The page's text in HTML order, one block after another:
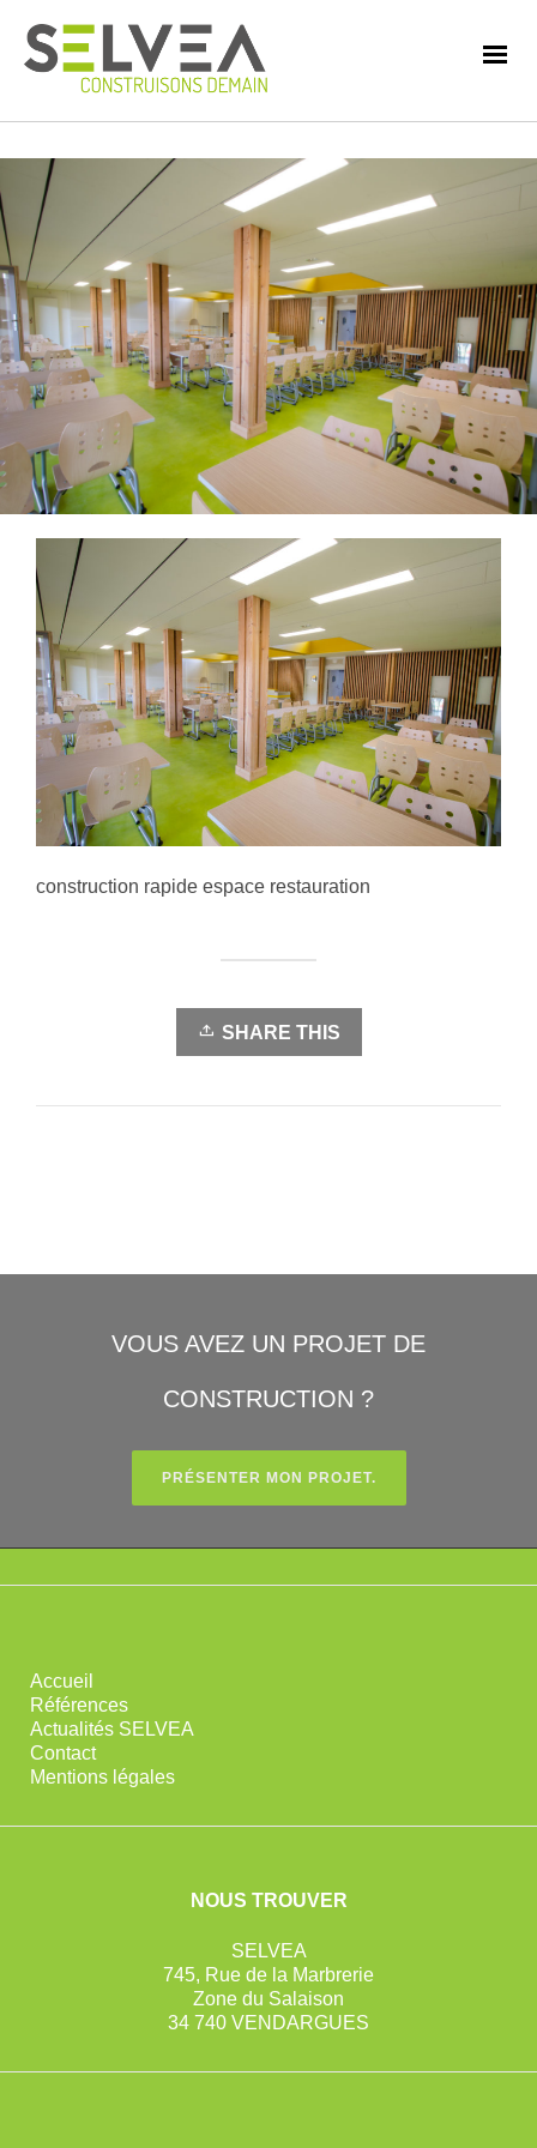
construction rapide espace restauration
SHARE THIS
VOUS AVEZ UN PROJET DE
CONSTRUCTION ?
PRÉSENTER MON PROJET.
Accueil
Références
Actualités SELVEA
Contact
Mentions légales
NOUS TROUVER
SELVEA
745, Rue de la Marbrerie
Zone du Salaison
34 740 VENDARGUES